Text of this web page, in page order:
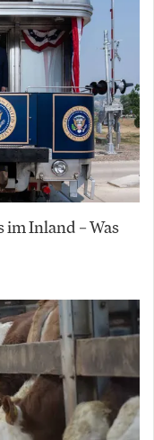
Inland – Was